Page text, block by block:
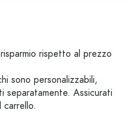
rispetto al prezzo
sono personalizzabili,
separatamente. Assicurati